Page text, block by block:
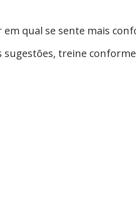
em qual se sente mais
sugestões, treine